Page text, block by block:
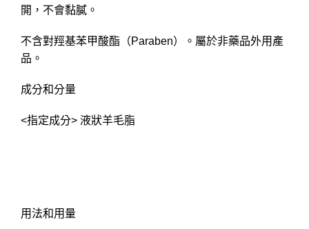
開，不會黏膩。
不含對羥基苯甲酸酯（Paraben）。屬於非藥品外用產
品。
成分和分量
<指定成分> 液狀羊毛脂
用法和用量